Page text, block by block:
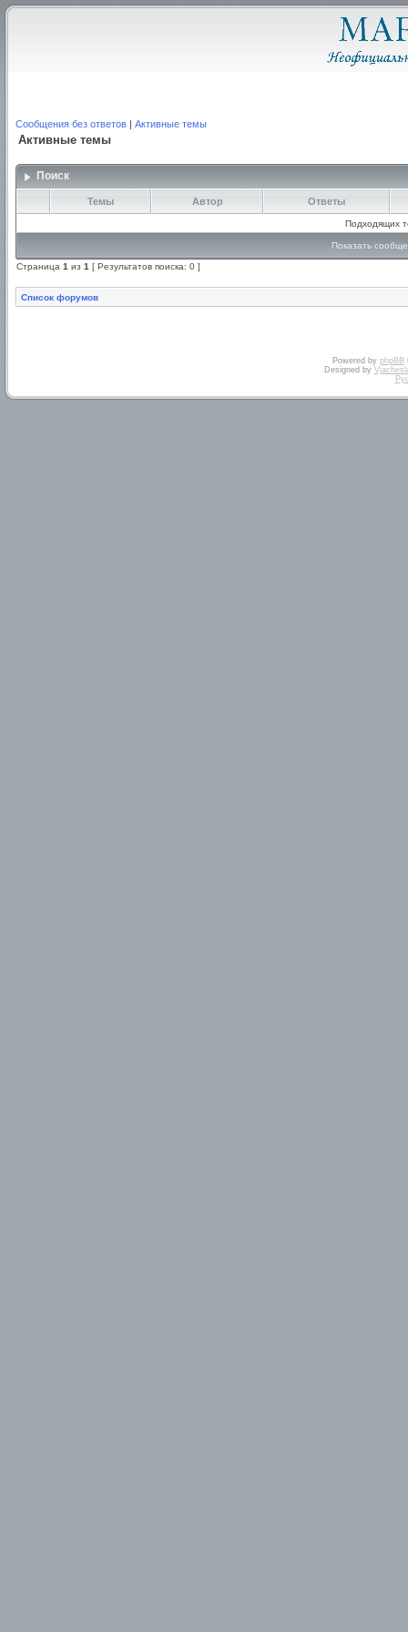
Сообщения без ответов | Активные темы
Активные темы
Поиск
Темы Автор Ответы
Подходящих
Показать
Страница 1 из 1 [ Результатов поиска: 0 ]
Список форумов
Powered by phpBB
Designed by